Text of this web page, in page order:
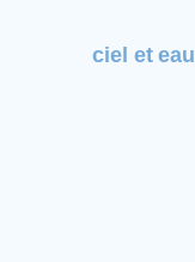
ciel et eau